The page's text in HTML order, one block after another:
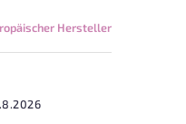
Hersteller